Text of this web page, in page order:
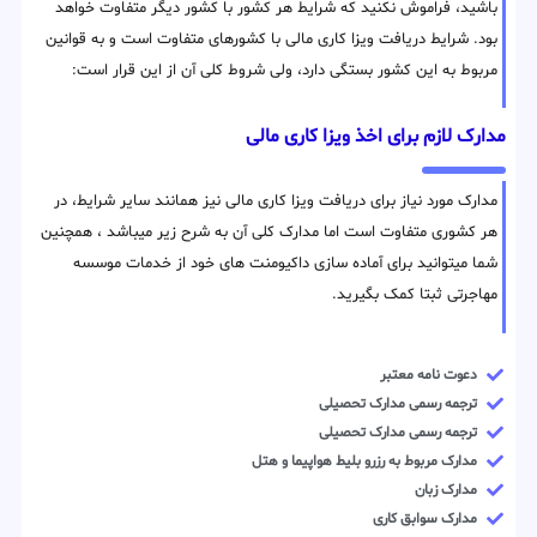
باشید، فراموش نکنید که شرایط هر کشور با کشور دیگر متفاوت خواهد
بود. شرایط دریافت ویزا کاری مالی با کشورهای متفاوت است و به قوانین
مربوط به این کشور بستگی دارد، ولی شروط کلی آن از این قرار است:
مدارک لازم برای اخذ ویزا کاری مالی
مدارک مورد نیاز برای دریافت ویزا کاری مالی نیز همانند سایر شرایط، در
هر کشوری متفاوت است اما مدارک کلی آن به شرح زیر میباشد ، همچنین
شما میتوانید برای آماده سازی داکیومنت های خود از خدمات موسسه
مهاجرتی ثبتا کمک بگیرید.
دعوت نامه معتبر
ترجمه رسمی مدارک تحصیلی
ترجمه رسمی مدارک تحصیلی
مدارک مربوط به رزرو بلیط هواپیما و هتل
مدارک زبان
مدارک سوابق کاری